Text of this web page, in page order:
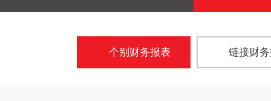
个别财务报表 链接财